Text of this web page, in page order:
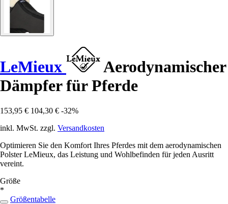
LeMieux
Aerodynamischer
Dämpfer für Pferde
153,95 € 104,30 € -32%
inkl. MwSt. zzgl. Versandkosten
Optimieren Sie den Komfort Ihres Pferdes mit dem aerodynamischen
Polster LeMieux, das Leistung und Wohlbefinden für jeden Ausritt
vereint.
Größe
*
Größentabelle